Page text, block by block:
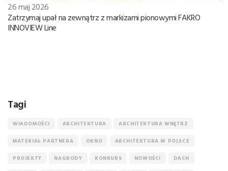
26 maj 2026
Zatrzymaj upał na zewnątrz z markizami pionowymi FAKRO
INNOVIEW Line
Tagi
WIADOMOŚCI ARCHITEKTURA ARCHITEKTURA WNĘTRZ
MATERIAŁ PARTNERA OKNO ARCHITEKTURA W POLSCE
PROJEKTY NAGRODY KONKURS NOWOŚCI DACH